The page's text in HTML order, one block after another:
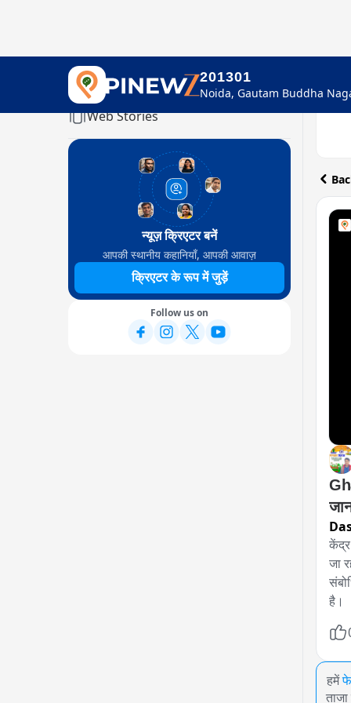
201301
Home
Web Stories
न्यूज़ क्रिएटर बनें
आपकी स्थानीय कहानियाँ, आपकी आवाज़
क्रिएटर के रूप में जुड़ें
Follow us on
केंद्र
जा
है।
हमें